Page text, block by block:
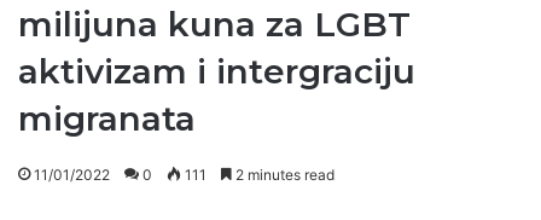
milijuna kuna za LGBT
aktivizam i intergraciju
migranata
11/01/2022 0 111 2 minutes read